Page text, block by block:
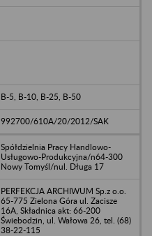
B-5, B-10, B-25, B-50
992700/610A/20/2012/SAK
Spółdzielnia Pracy Handlowo-
Usługowo-Produkcyjna/n64-300
Nowy Tomyśl/nul. Długa 17
PERFEKCJA ARCHIWUM Sp.z o.o.
65-775 Zielona Góra ul. Zacisze
16A, Składnica akt: 66-200
Świebodzin, ul. Wałowa 26, tel. (68)
38-22-115